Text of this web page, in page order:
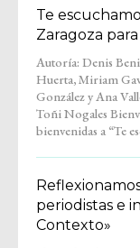
Te
Zaragoza
Autoría: Denis
Huerta, Miriam
González y Ana Valle
Toñi Nogales Bienvenidos y
bienvenidas a “Te
Voces de quienes
Zaragoza para
espacio tranquilo, hecho
escuchar sin prisas y
periodistas e
Contexto»